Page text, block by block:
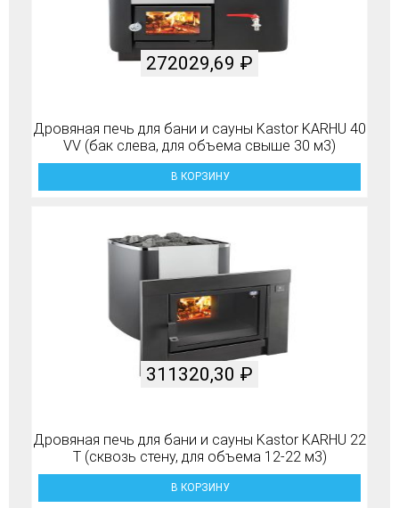
Дровяная печь для бани и сауны Kastor KARHU 40
VV (бак слева, для объема свыше 30 м3)
272029,69 ₽
В КОРЗИНУ
Дровяная печь для бани и сауны Kastor KARHU 22
T (сквозь стену, для объема 12-22 м3)
311320,30 ₽
В КОРЗИНУ